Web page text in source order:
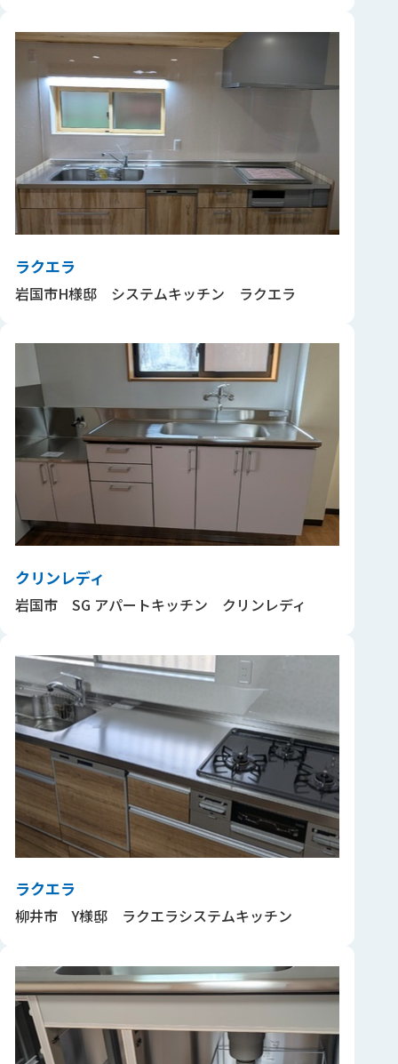
ラクエラ
岩国市H様邸 システムキッチン ラクエラ
クリンレディ
岩国市 SG アパートキッチン クリンレディ
ラクエラ
柳井市 Y様邸 ラクエラシステムキッチン